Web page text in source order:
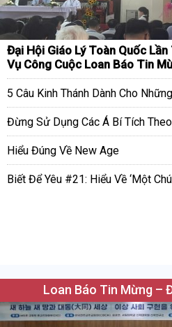
Đại Hội Giáo Lý Toàn Quốc
Vụ Công Cuộc Loan Báo Tin
5 Câu Kinh Thánh Dành Cho
Đừng Sử Dụng Các Á Bí Tích
Hiểu Đúng Về New Age
Biết Để Yêu #21: Hiểu Về ‘Một
Loan Báo Tin Mừng –